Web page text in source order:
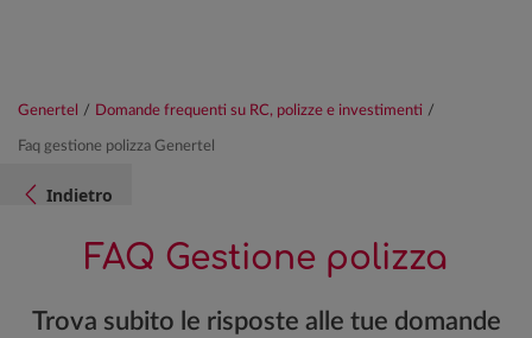
Genertel / Domande frequenti su RC, polizze e investimenti /
Faq gestione polizza Genertel
Indietro
FAQ Gestione polizza
Trova subito le risposte alle tue domande